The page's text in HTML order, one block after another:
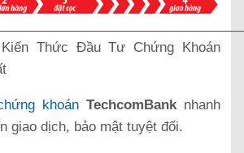
Kiến Thức Đầu Tư Chứng Khoán
khoán TechcomBank nhanh
giao dịch, bảo mật tuyệt đối.